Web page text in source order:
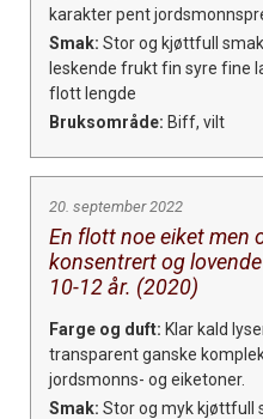
karakter pent
Smak: Stor og kjøttfull
leskende frukt fin syre fine
flott lengde
Bruksområde: Biff, vilt
20. september 2022
En flott noe eiket men
konsentrert og
10-12 år. (2020)
Farge og duft: Klar kald
transparent ganske
jordsmonns- og eiketoner.
Smak: Stor og myk kjøttfull